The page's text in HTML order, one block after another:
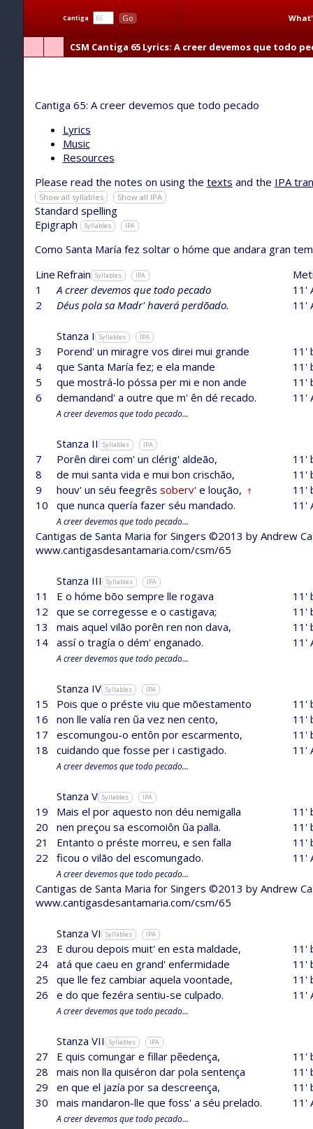
Cantiga Go
CSM Cantiga 65Lyrics: A creer devemos que todo
Cantiga 65: A creer devemos que todo pecado
Lyrics
Music
Resources
Please read the notes on using the texts and the IPA
Show all syllables Show all IPA
Standard spelling
Epigraph
Syllables IPA
Como Santa María fez soltar o hóme que andara gran
Line Refrain Syllables IPA
1
A creer devemos que todo pecado
11'
2
Déus pola sa Madr' haverá perdõado. 11'
Stanza I Syllables IPA
3 Porend' un miragre vos direi mui grande
11'
4
que Santa María fez; e ela mande
11'
5
que mostrá-lo póssa per mi e non ande
11'
6
demandand' a outre que m' ên dé recado. 11'
A creer devemos que todo pecado...
Stanza II Syllables IPA
7 Porên direi com' un clérig' aldeão,
11'
8
de mui santa vida e mui bon crischão,
11'
9
houv' un séu feegrês soberv'e loução, †
11'
10
que nunca quería fazer séu mandado. 11'
A creer devemos que todo pecado...
Cantigas de Santa Maria for Singers ©2013 by Andrew
www.cantigasdesantamaria.com/csm/65
Stanza III Syllables IPA
11 E o hóme bõo sempre lle rogava
11'
12
que se corregesse e o castigava;
11'
13
mais aquel vilão porên ren non dava,
11'
14
assí o tragía o dém' enganado. 11'
A creer devemos que todo pecado...
Stanza IV Syllables IPA
15 Pois que o préste viu que mõestamento
11'
16
non lle valía ren ũa vez nen cento,
11'
17
escomungou-o entôn por escarmento,
11'
18
cuidando que fosse per i castigado. 11'
A creer devemos que todo pecado...
Stanza V Syllables IPA
19 Mais el por aquesto non déu nemigalla
11'
20
nen preçou sa escomoiôn ũa palla.
11'
21
Entanto o préste morreu, e sen falla
11'
22
ficou o vilão del escomungado. 11'
A creer devemos que todo pecado...
Cantigas de Santa Maria for Singers ©2013 by Andrew
www.cantigasdesantamaria.com/csm/65
Stanza VI Syllables IPA
23 E durou depois muit' en esta maldade,
11'
24
atá que caeu en grand' enfermidade
11'
25
que lle fez cambiar aquela voontade,
11'
26
e do que fezéra sentiu-se culpado. 11'
A creer devemos que todo pecado...
Stanza VII Syllables IPA
27 E quis comungar e fillar pẽedença,
11'
28
mais non lla quiséron dar pola sentença
11'
29
en que el jazía por sa descreença,
11'
30
mais mandaron-lle que foss' a séu prelado. 11'
A creer devemos que todo pecado...